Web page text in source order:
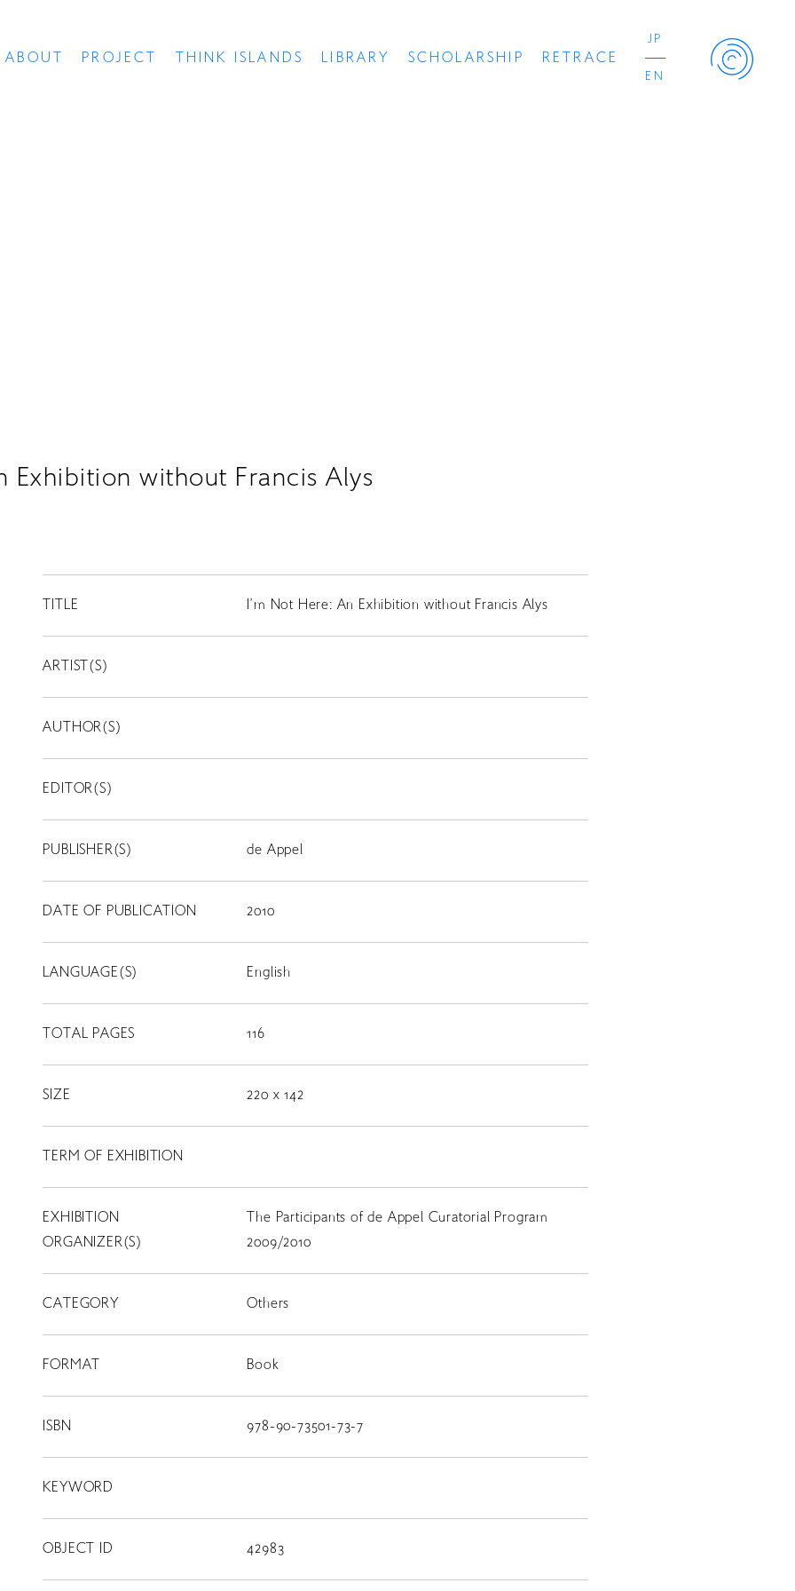
ABOUT PROJECT THINK ISLANDS LIBRARY SCHOLARSHIP RETRACE
JP
EN
LIBRARY
SCHOLARSHIP
RETRACE
動画
EN
Exhibition without Francis Alys
TITLE I’m Not Here: An Exhibition without Francis Alys
ARTIST(S)
AUTHOR(S)
EDITOR(S)
PUBLISHER(S) de Appel
DATE OF PUBLICATION 2010
LANGUAGE(S) English
TOTAL PAGES 116
SIZE 220 x 142
TERM OF EXHIBITION
EXHIBITION
ORGANIZER(S)
The Participants of de Appel Curatorial Program
2009/2010
CATEGORY Others
FORMAT Book
ISBN 978-90-73501-73-7
KEYWORD
OBJECT ID 42983